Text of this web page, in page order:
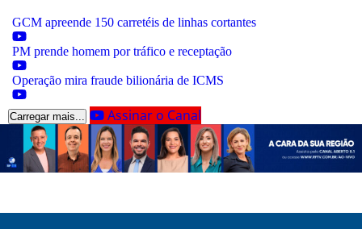
GCM apreende 150 carretéis de linhas cortantes
PM prende homem por tráfico e receptação
Operação mira fraude bilionária de ICMS
Carregar mais... Assinar o Canal